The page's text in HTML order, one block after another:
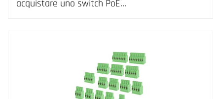
acquistare uno switch PoE…